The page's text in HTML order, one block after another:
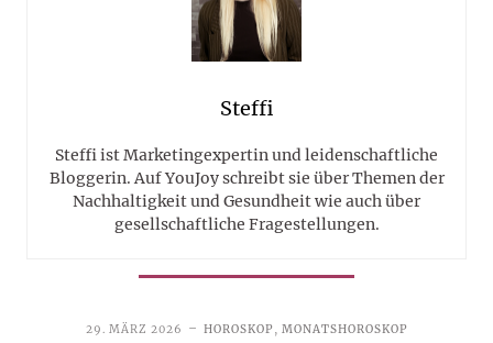
Steffi
Steffi ist Marketingexpertin und leidenschaftliche
Bloggerin. Auf YouJoy schreibt sie über Themen der
Nachhaltigkeit und Gesundheit wie auch über
gesellschaftliche Fragestellungen.
29. MÄRZ 2026 HOROSKOP, MONATSHOROSKOP